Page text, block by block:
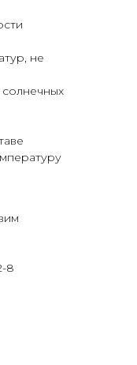
не
солнечных
8